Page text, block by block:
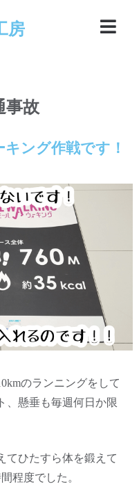
房
事故
キング作戦です！
のランニングをして
、懸垂も毎週何日か限
てひたすら体を鍛えて
程度でした。